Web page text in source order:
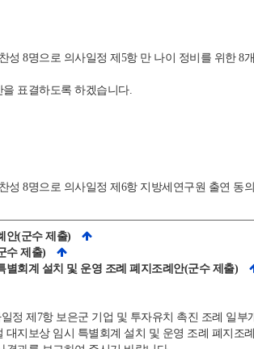
성 8명으로 의사일정 제5항 만 나이 정비를 위한
표결하도록 하겠습니다.
성 8명으로 의사일정 제6항 지방세연구원 출연 동
안(군수 제출)
수 제출)
회계 설치 및 운영 조례 폐지조례안(군수 제출)
정 제7항 보은군 기업 및 투자유치 촉진 조례 일
지보상 임시 특별회계 설치 및 운영 조례 폐지조